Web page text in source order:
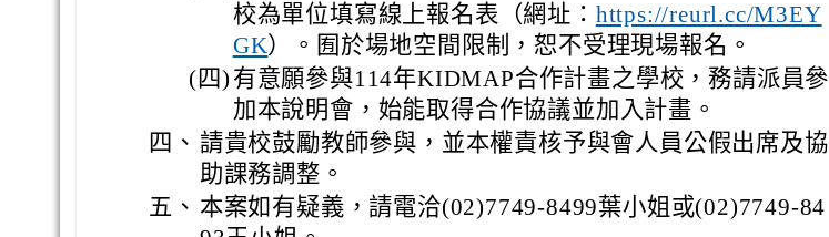
校為單位填寫線上報名表（網址： https://reurl.cc/M3EY
GK）。囿於場地空間限制，恕不受理現場報名。
(四) 有意願參與114年KIDMAP合作計畫之學校，務請派員參
加本說明會，始能取得合作協議並加入計畫。
四、 請貴校鼓勵教師參與，並本權責核予與會人員公假出席及協
助課務調整。
五、 本案如有疑義，請電洽(02)7749-8499葉小姐或(02)7749-84